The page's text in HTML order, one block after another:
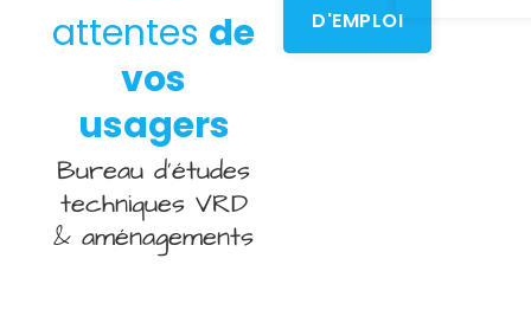
attentes de
vos
usagers
Bureau d’études
techniques VRD
& aménagements
D'EMPLOI